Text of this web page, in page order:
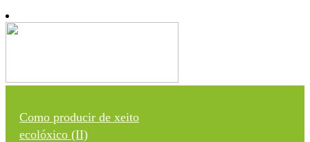
Como producir de xeito
ecolóxico (II)